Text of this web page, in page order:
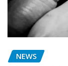
NEWS